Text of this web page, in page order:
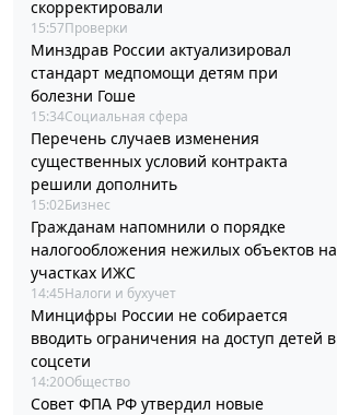
скорректировали
15:57Проверки
Минздрав России актуализировал
стандарт медпомощи детям при
болезни Гоше
15:34Социальная сфера
Перечень случаев изменения
существенных условий контракта
решили дополнить
15:02Бизнес
Гражданам напомнили о порядке
налогообложения нежилых объектов на
участках ИЖС
14:45Налоги и бухучет
Минцифры России не собирается
вводить ограничения на доступ детей в
соцсети
14:20Общество
Совет ФПА РФ утвердил новые